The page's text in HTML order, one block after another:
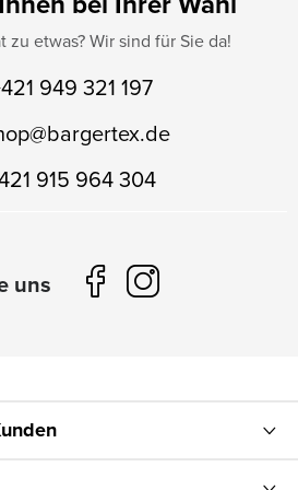
zu etwas? Wir sind für Sie da!
949 321 197
@bargertex.de
915 964 304